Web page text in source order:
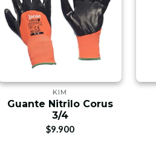
KIM
Guante Nitrilo Corus
3/4
$9.900